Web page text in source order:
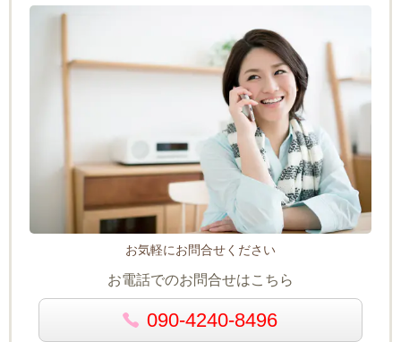
お気軽にお問合せください
お電話でのお問合せはこちら
090-4240-8496